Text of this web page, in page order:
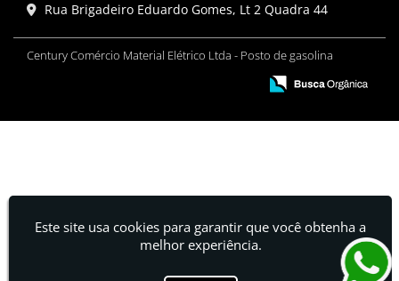
Rua Brigadeiro Eduardo Gomes, Lt 2 Quadra 44
Century Comércio Material Elétrico Ltda - Posto de gasolina
Este site usa cookies para garantir que você obtenha a
melhor experiência.